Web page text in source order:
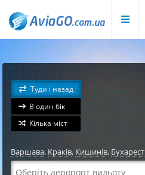
Туди і назад
В один бік
Кілька міст
Варшава, Краків,Кишинів,Бухарест